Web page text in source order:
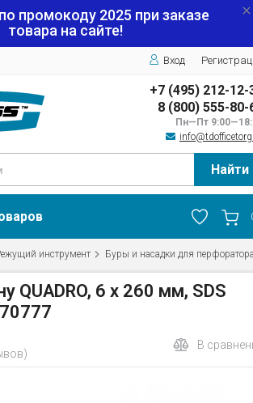
промокоду 2025 при заказе
товара на сайте!
Вход
+7 (495) 212-12-
8 (800) 555-80-
Пн—Пт
Найти
инструмент Буры и насадки для
QUADRO, 6 x 260 мм, SDS
В